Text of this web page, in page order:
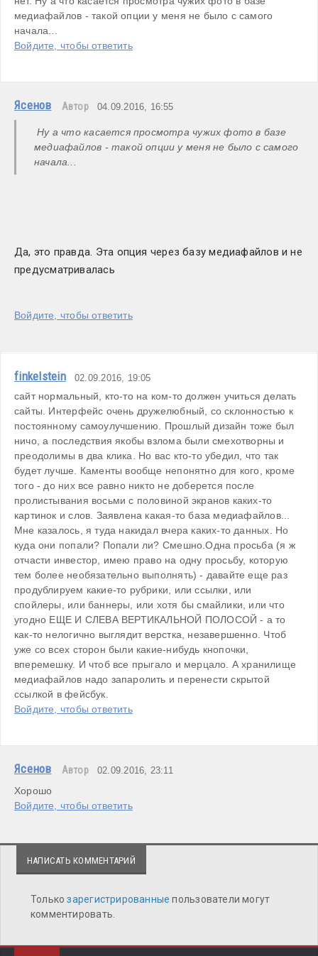
медиафайлов - такой опции у меня не было с самого
начала...
Войдите, чтобы ответить
Ясенов Автор 04.09.2016, 16:55
Ну а что касается просмотра чужих фото в базе
медиафайлов - такой опции у меня не было с самого
начала...
Да, это правда. Эта опция через базу медиафайлов и не
предусматривалась
Войдите, чтобы ответить
finkelstein 02.09.2016, 19:05
сайт нормальный, кто-то на ком-то должен учиться делать
сайты. Интерфейс очень дружелюбный, со склонностью к
постоянному самоулучшению. Прошлый дизайн тоже был
ничо, а последствия якобы взлома были смехотворны и
преодолимы в два клика. Но вас кто-то убедил, что так
будет лучше. Каменты вообще непонятно для кого, кроме
того - до них все равно никто не доберется после
пролистывания восьми с половиной экранов каких-то
картинок и слов. Заявлена какая-то база медиафайлов...
Мне казалось, я туда накидал вчера каких-то данных. Но
куда они попали? Попали ли? Смешно.Одна просьба (я ж
отчасти инвестор, имею право на одну просьбу, которую
тем более необязательно выполнять) - давайте еще раз
продублируем какие-то рубрики, или ссылки, или
спойлеры, или баннеры, или хотя бы смайлики, или что
угодно ЕЩЕ И СЛЕВА ВЕРТИКАЛЬНОЙ ПОЛОСОЙ - а то
как-то нелогично выглядит верстка, незавершенно. Чтоб
уже со всех сторон были какие-нибудь кнопочки,
вперемешку. И чтоб все прыгало и мерцало. А хранилище
медиафайлов надо запаролить и перенести скрытой
ссылкой в фейсбук.
Войдите, чтобы ответить
Ясенов Автор 02.09.2016, 23:11
Хорошо
Войдите, чтобы ответить
НАПИСАТЬ КОММЕНТАРИЙ
Толькозарегистрированныепользователи могут
комментировать.